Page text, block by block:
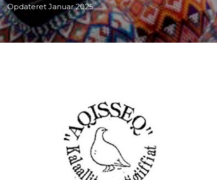
Opdateret Januar 2025